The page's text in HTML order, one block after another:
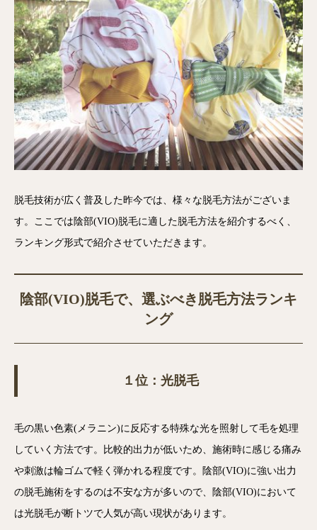
脱毛技術が広く普及した昨今では、様々な脱毛方法がございま
す。ここでは陰部(VIO)脱毛に適した脱毛方法を紹介するべく、
ランキング形式で紹介させていただきます。
陰部(VIO)脱毛で、選ぶべき脱毛方法ランキ
ング
１位：光脱毛
毛の黒い色素(メラニン)に反応する特殊な光を照射して毛を処理
していく方法です。比較的出力が低いため、施術時に感じる痛み
や刺激は輪ゴムで軽く弾かれる程度です。陰部(VIO)に強い出力
の脱毛施術をするのは不安な方が多いので、陰部(VIO)において
は光脱毛が断トツで人気が高い現状があります。